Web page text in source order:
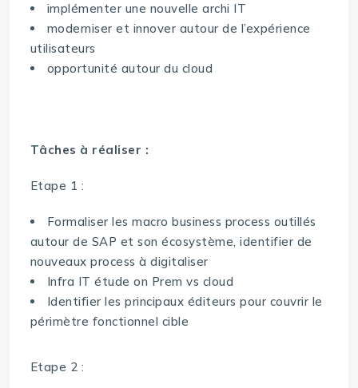
implémenter une nouvelle archi IT
moderniser et innover autour de l’expérience
utilisateurs
opportunité autour du cloud
Tâches à réaliser :
Etape 1 :
Formaliser les macro business process outillés
autour de SAP et son écosystème, identifier de
nouveaux process à digitaliser
Infra IT étude on Prem vs cloud
Identifier les principaux éditeurs pour couvrir le
périmètre fonctionnel cible
Etape 2 :